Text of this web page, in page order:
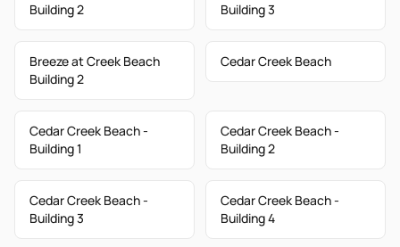
Building 2
Building 3
Breeze at Creek Beach
Building 2
Cedar Creek Beach
Cedar Creek Beach -
Building 1
Cedar Creek Beach -
Building 2
Cedar Creek Beach -
Building 3
Cedar Creek Beach -
Building 4